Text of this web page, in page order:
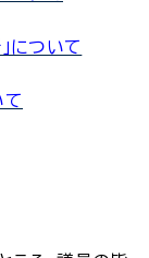
について
て